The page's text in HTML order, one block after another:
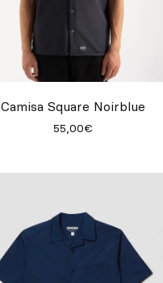
Camisa Square Noirblue
55,00€